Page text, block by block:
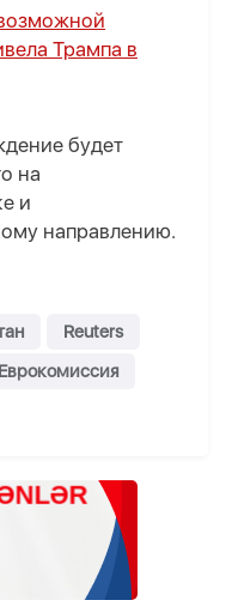
Трампа в
будет
на
и
направлению.
Reuters
Еврокомиссия